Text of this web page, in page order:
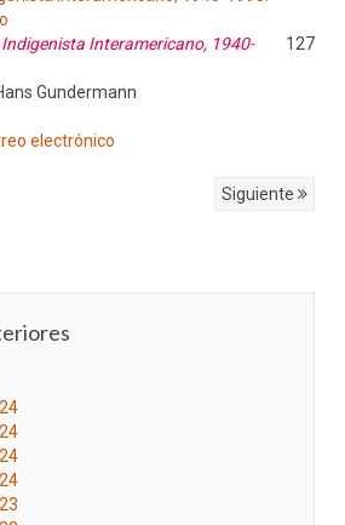
Interamericano, 1940-
127
Gundermann
electrónico
Siguiente